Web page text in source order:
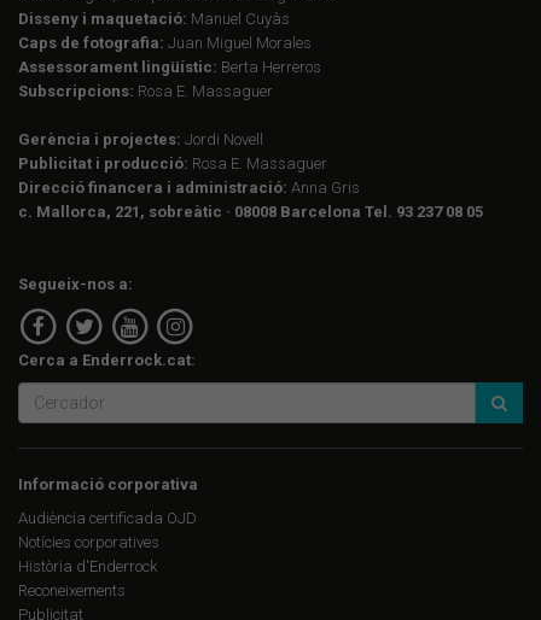
Disseny i maquetació: Manuel Cuyàs
Caps de fotografia: Juan Miguel Morales
Assessorament lingüístic: Berta Herreros
Subscripcions: Rosa E. Massaguer
Gerència i projectes: Jordi Novell
Publicitat i producció: Rosa E. Massaguer
Direcció financera i administració: Anna Gris
c. Mallorca, 221, sobreàtic · 08008 Barcelona Tel. 93 237 08 05
Segueix-nos a:
Cerca a Enderrock.cat:
Informació corporativa
Audiència certificada OJD
Notícies corporatives
Història d'Enderrock
Reconeixements
Publicitat